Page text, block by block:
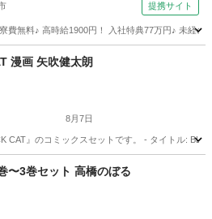
提携サイト
費無料♪ 高時給1900円！ 入社特典77万円♪ 未経
漫画 矢吹健太朗
8月7日
CAT』のコミックスセットです。 - タイトル:
マンガ、コミック、アニメ
〜3巻セット 高橋のぼる